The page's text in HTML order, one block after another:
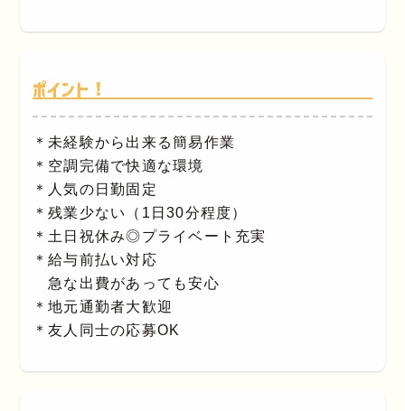
ポイント！
＊未経験から出来る簡易作業
＊空調完備で快適な環境
＊人気の日勤固定
＊残業少ない（1日30分程度）
＊土日祝休み◎プライベート充実
＊給与前払い対応
急な出費があっても安心
＊地元通勤者大歓迎
＊友人同士の応募OK